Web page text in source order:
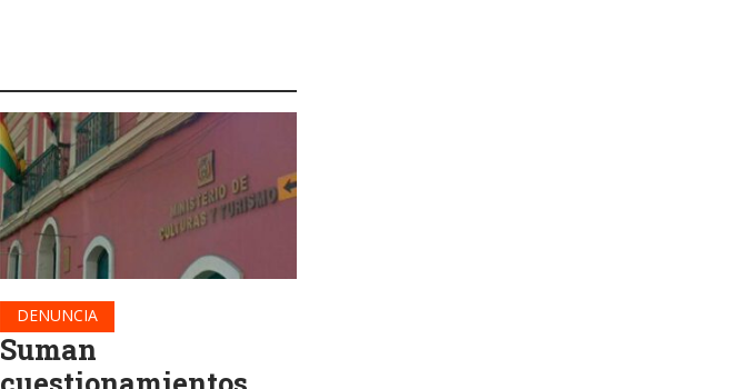
DENUNCIA
Suman